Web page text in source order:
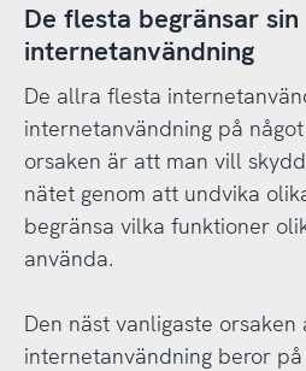
De flesta begränsar sin
internetanvändning
De allra flesta
internetanvändning på
orsaken är att man vill
nätet genom att undvika
begränsa vilka funktioner
använda.
Den näst vanligaste orsaken
internetanvändning beror